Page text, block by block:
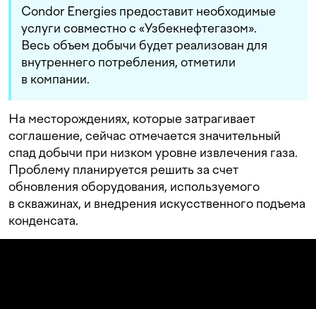
Condor Energies предоставит необходимые
услуги совместно с «Узбекнефтегазом».
Весь объем добычи будет реализован для
внутреннего потребления, отметили
в компании.
На месторождениях, которые затрагивает
соглашение, сейчас отмечается значительный
спад добычи при низком уровне извлечения газа.
Проблему планируется решить за счет
обновления оборудования, используемого
в скважинах, и внедрения искусственного подъема
конденсата.